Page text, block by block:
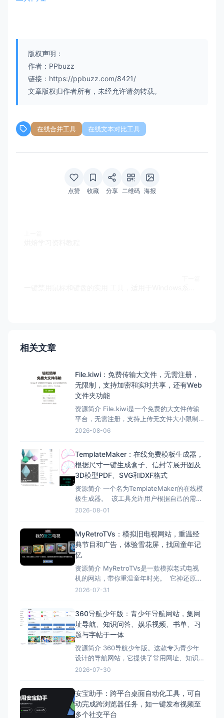
版权声明：
作者：PPbuzz
链接：https://ppbuzz.com/8421/
文章版权归作者所有，未经允许请勿转载。
在线合并工具 在线文本对比工具
点赞 收藏 分享 二维码 海报
相关文章
File.kiwi：免费传输大文件，无需注册，
无限制，支持加密和实时共享，还有Web
文件夹功能
资源简介 File.kiwi是一个免费的大文件传输
平台，无需注册，支持上传无文件大小限制
的文件，并采用端到端加密确保文件传输的
此外，File.kiwi还支持实时共享、多种分享方
式以及Chrome扩展程序，方便用户
2026-08-06
TemplateMaker：在线免费模板生成器，
根据尺寸一键生成盒子、信封等展开图及
3D模型PDF、SVG和DXF格式
资源简介 一个名为TemplateMaker的在线模
板生成器。 该工具允许用户根据自己的需
求，通过输入尺寸参数，快速生成各种盒
免费使用、丰富的模板种类、高度可定制
性、精准的矢量文件下载、操作简
2026-08-01
MyRetroTVs：模拟旧电视网站，重温经
典节目和广告，体验雪花屏，找回童年记
忆
资源简介 MyRetroTVs是一款模拟老式电视
机的网站，带你重温童年时光。 它神还原了
各种经典电视机模型，用户可以切换频道，
人仿佛回到了童年。这款网站提供了许多复
古电视节目和广告，勾起用户的回忆。 无
2026-07-31
360导航少年版：青少年导航网站，集网
址导航、知识问答、娱乐视频、书单、习
题与字帖于一体
资源简介 360导航少年版。这款专为青少年
设计的导航网站，它提供了常用网址、知识
问答、营养视频、书单、口算题和字帖打印
精选内容、过滤不良信息、支持实用工具
等。 总的来说，“360导航少年版”，让家长
2026-07-30
安宝助手：跨平台桌面自动化工具，可自
动完成跨浏览器任务，如一键发布视频至
多个社交平台